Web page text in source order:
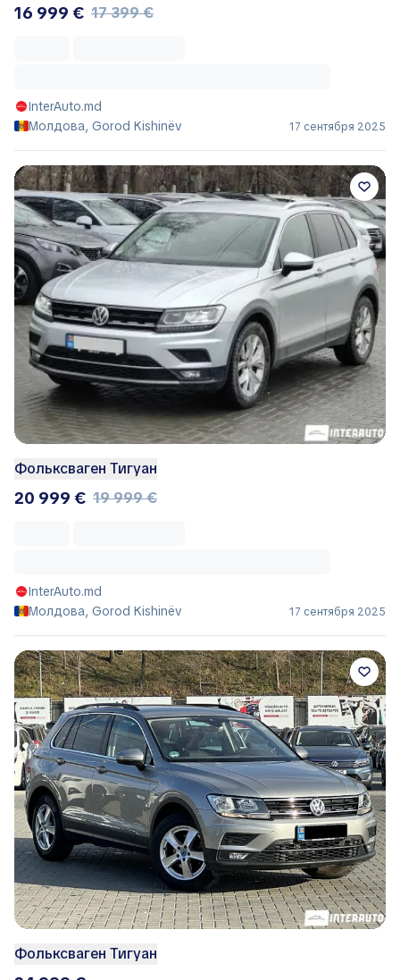
16 999 € 17 399 €
InterAuto.md
Молдова, Gorod Kishinëv
17 сентября 2025
Фольксваген Тигуан
20 999 € 19 999 €
InterAuto.md
Молдова, Gorod Kishinëv
17 сентября 2025
Фольксваген Тигуан